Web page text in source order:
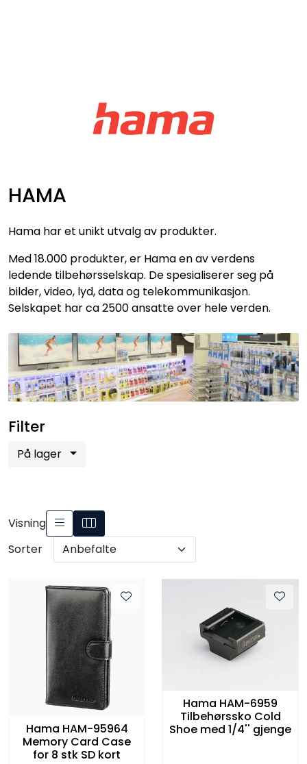
HAMA
Hama har et unikt utvalg av produkter.
Med 18.000 produkter, er Hama en av verdens
ledende tilbehørsselskap. De spesialiserer seg på
bilder, video, lyd, data og telekommunikasjon.
Selskapet har ca 2500 ansatte over hele verden.
Filter
På lager
Visning
Sorter
Hama HAM-95964
Memory Card Case
for 8 stk SD kort
Hama HAM-6959
Tilbehørssko Cold
Shoe med 1/4'' gjenge
VAREMERKER
BRUKT